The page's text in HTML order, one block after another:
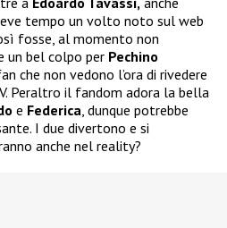
tempo un volto noto sul web
fosse, al momento non
un bel colpo per Pechino
che non vedono l’ora di rivedere
Peraltro il fandom adora la bella
e Federica , dunque potrebbe
I due divertono e si
anche nel reality?